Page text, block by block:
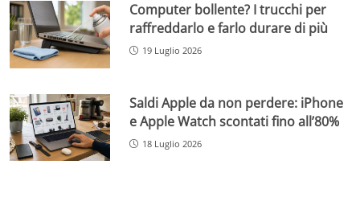
Computer bollente? I trucchi per
raffreddarlo e farlo durare di più
19 Luglio 2026
Saldi Apple da non perdere: iPhone
e Apple Watch scontati fino all’80%
18 Luglio 2026